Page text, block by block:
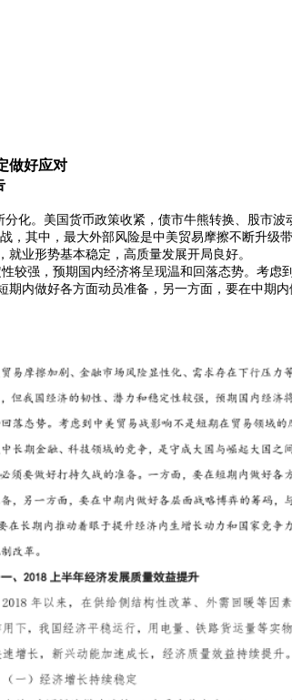
做好应对
分化。美国货币政策收紧，债市牛熊转换、股市
，其中，最大外部风险是中美贸易摩擦不断升级
业形势基本稳定，高质量发展开局良好。
强，预期国内经济将呈现温和回落态势。考虑
内做好各方面动员准备，另一方面，要在中期